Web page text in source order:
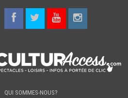
QUI SOMMES-NOUS?